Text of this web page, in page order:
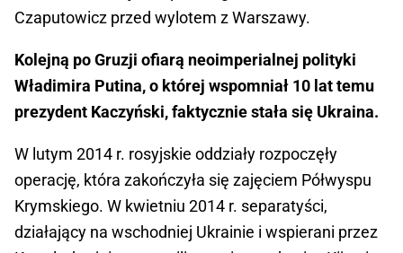
Czaputowicz przed wylotem z Warszawy.
Kolejną po Gruzji ofiarą neoimperialnej polityki
Władimira Putina, o której wspomniał 10 lat temu
prezydent Kaczyński, faktycznie stała się Ukraina.
W lutym 2014 r. rosyjskie oddziały rozpoczęły
operację, która zakończyła się zajęciem Półwyspu
Krymskiego. W kwietniu 2014 r. separatyści,
działający na wschodniej Ukrainie i wspierani przez